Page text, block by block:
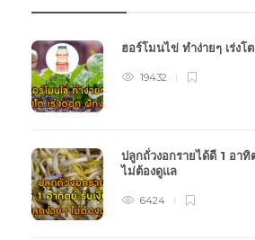
ฮอร์โมนไข่ ทำง่ายๆ เร่งโ
19432
ปลูกถั่วงอกรายได้ดี 1 อาทิ
ไม่ต้องดูแล
6424